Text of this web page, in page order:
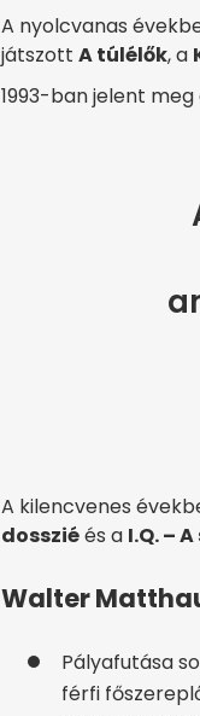
A nyolcvanas
játszott A túlélők, a
1993-ban jelent
A kilencvenes
dossziéés a I.Q. –
Walter
Pályafutása
férfi